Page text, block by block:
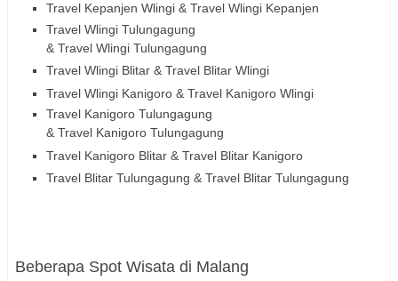
Travel Kepanjen Wlingi & Travel Wlingi Kepanjen
Travel Wlingi Tulungagung
& Travel Wlingi Tulungagung
Travel Wlingi Blitar & Travel Blitar Wlingi
Travel Wlingi Kanigoro & Travel Kanigoro Wlingi
Travel Kanigoro Tulungagung
& Travel Kanigoro Tulungagung
Travel Kanigoro Blitar & Travel Blitar Kanigoro
Travel Blitar Tulungagung & Travel Blitar Tulungagung
Beberapa Spot Wisata di Malang